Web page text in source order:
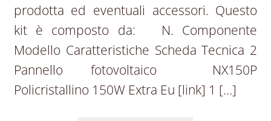
prodotta ed eventuali accessori. Questo
kit è composto da: N. Componente
Modello Caratteristiche Scheda Tecnica 2
Pannello fotovoltaico NX150P
Policristallino 150W Extra Eu [link] 1 […]